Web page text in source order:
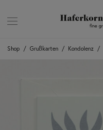
Shop / Grußkarten / Kondolenz /